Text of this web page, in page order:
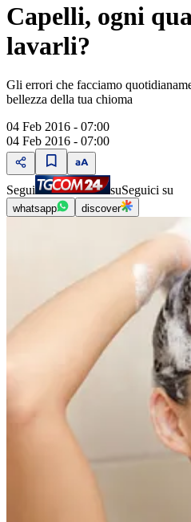
Capelli, ogni
lavarli?
Gli errori che facciamo
bellezza della tua chioma
04 Feb 2016 - 07:00
04 Feb 2016 - 07:00
Segui suSeguici su
whatsapp discover